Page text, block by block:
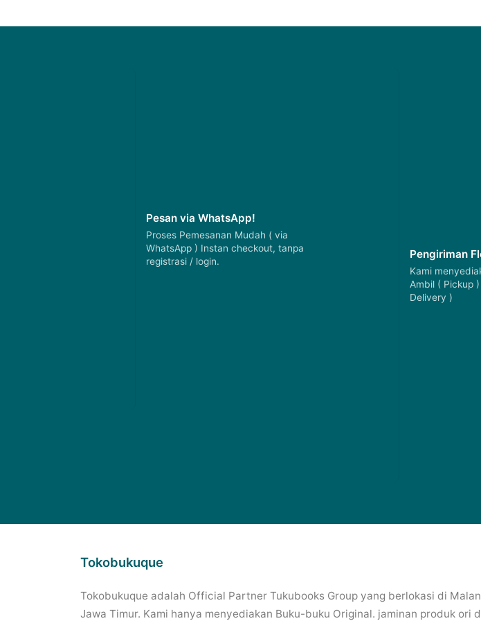
Pesan via WhatsApp!
Proses Pemesanan Mudah ( via
WhatsApp ) Instan checkout, tanpa
registrasi / login.
Pengiriman
Kami
Ambil ( Pickup
Delivery )
Tokobukuque
Tokobukuque adalah Official Partner Tukubooks Group yang berlokasi di
Jawa Timur. Kami hanya menyediakan Buku-buku Original. jaminan produk ori